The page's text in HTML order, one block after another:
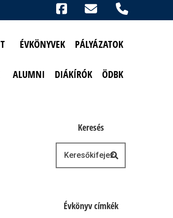
ÉVKÖNYVEK PÁLYÁZATOK
ALUMNI DIÁKÍRÓK ÖDBK
Keresés
Évkönyv címkék